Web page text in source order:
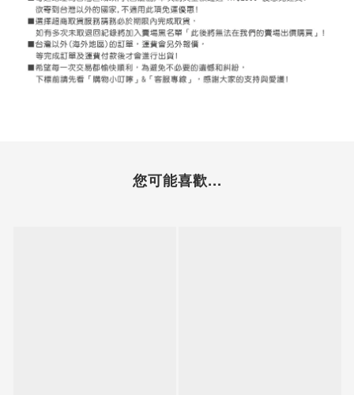
您可能喜歡...